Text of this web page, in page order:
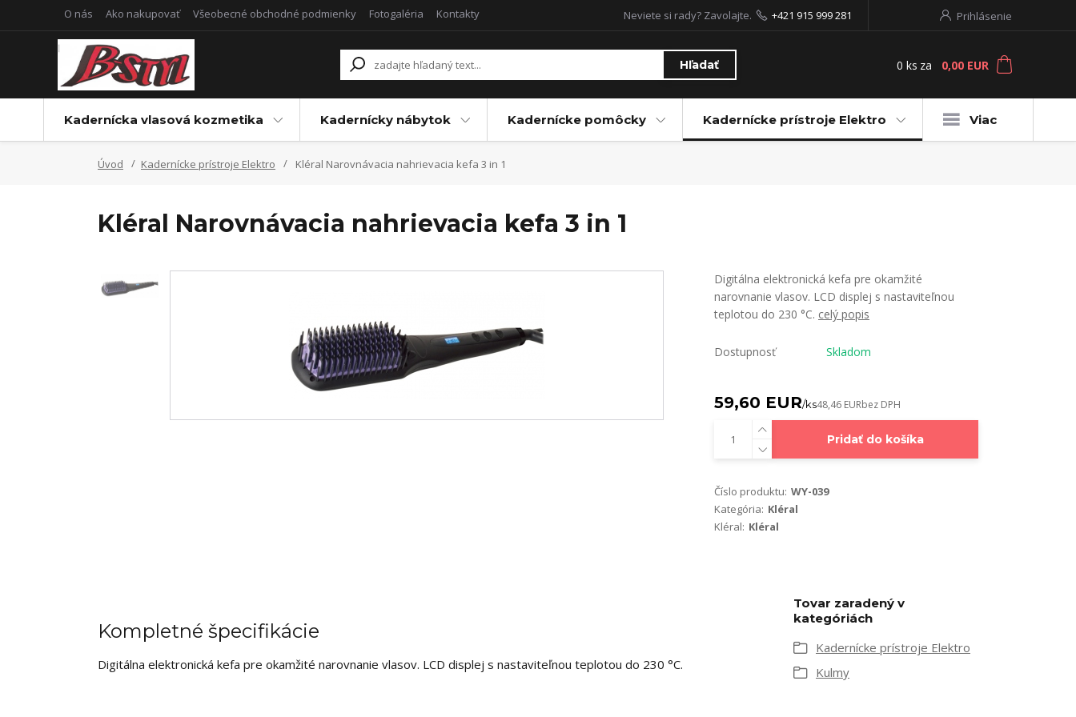
O nás Ako nakupovať Všeobecné obchodné podmienky Fotogaléria Kontakty Prihlásenie
Hľadať
Neviete si rady? Zavolajte. +421 915 999 281
0 ks za 0,00 EUR
Kadernícka vlasová kozmetika Kadernícky nábytok Kadernícke pomôcky Kadernícke prístroje Elektro Viac
Úvod Kadernícke prístroje Elektro Kléral Narovnávacia nahrievacia kefa 3 in 1
Kléral Narovnávacia nahrievacia kefa 3 in 1
Digitálna elektronická kefa pre okamžité
narovnanie vlasov. LCD displej s nastaviteľnou
teplotou do 230 °C. celý popis
Dostupnosť Skladom
59,60 EUR/ks48,46 EURbez DPH
Pridať do košíka
Číslo produktu: WY-039
Kategória: Kléral
Kléral: Kléral
Kompletné špecifikácie
Digitálna elektronická kefa pre okamžité narovnanie vlasov. LCD displej s nastaviteľnou teplotou do 230 °C.
Tovar zaradený v
kategóriách
Kadernícke prístroje Elektro
Kulmy